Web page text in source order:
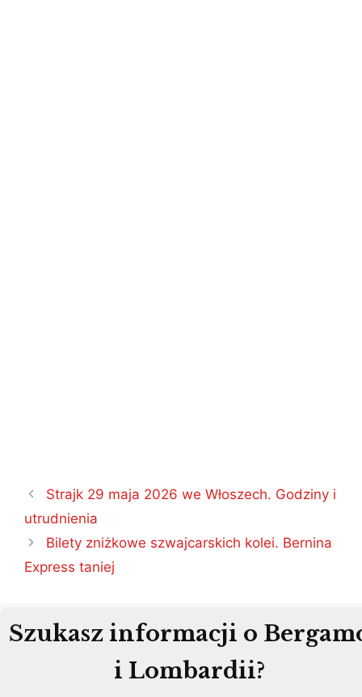
Nawigacja
wpisu
Strajk 29 maja 2026 we Włoszech. Godziny i
utrudnienia
Bilety zniżkowe szwajcarskich kolei. Bernina
Express taniej
Szukasz informacji o
i Lombardii?